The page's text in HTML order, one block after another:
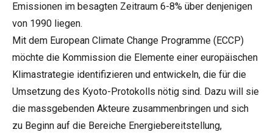
Emissionen im besagten Zeitraum 6-8% über denjenigen
von 1990 liegen.
Mit dem European Climate Change Programme (ECCP)
möchte die Kommission die Elemente einer europäischen
Klimastrategie identifizieren und entwickeln, die für die
Umsetzung des Kyoto-Protokolls nötig sind. Dazu will sie
die massgebenden Akteure zusammenbringen und sich
zu Beginn auf die Bereiche Energiebereitstellung,